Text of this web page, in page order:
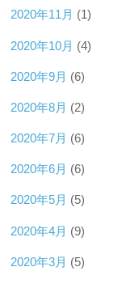
2020年11月 (1)
2020年10月 (4)
2020年9月 (6)
2020年8月 (2)
2020年7月 (6)
2020年6月 (6)
2020年5月 (5)
2020年4月 (9)
2020年3月 (5)